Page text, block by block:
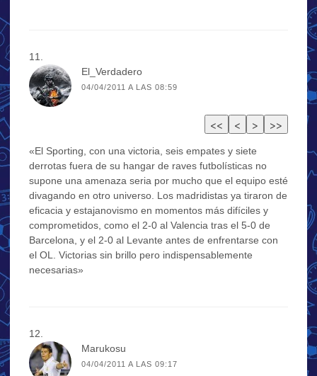
El_Verdadero
04/04/2011 A LAS 08:59
«El Sporting, con una victoria, seis empates y siete
derrotas fuera de su hangar de raves futbolísticas no
supone una amenaza seria por mucho que el equipo esté
divagando en otro universo. Los madridistas ya tiraron de
eficacia y estajanovismo en momentos más difíciles y
comprometidos, como el 2-0 al Valencia tras el 5-0 de
Barcelona, y el 2-0 al Levante antes de enfrentarse con
el OL. Victorias sin brillo pero indispensablemente
necesarias»
Marukosu
04/04/2011 A LAS 09:17